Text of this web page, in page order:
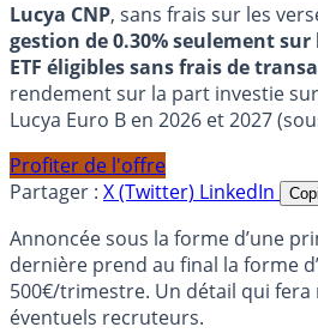
Lucya CNP, sans frais sur les
gestion de 0.30% seulement
ETF éligibles sans frais de
rendement sur la part investie
Lucya Euro B en 2026 et 2027
Profiter de l'offre
Partager : X (Twitter) LinkedIn
Annoncée sous la forme d’une
dernière prend au final la forme
500€/trimestre. Un détail qui fera
éventuels recruteurs.